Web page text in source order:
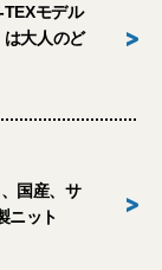
TEXモデル
は大人のど
>
国産、サ
ニット
>